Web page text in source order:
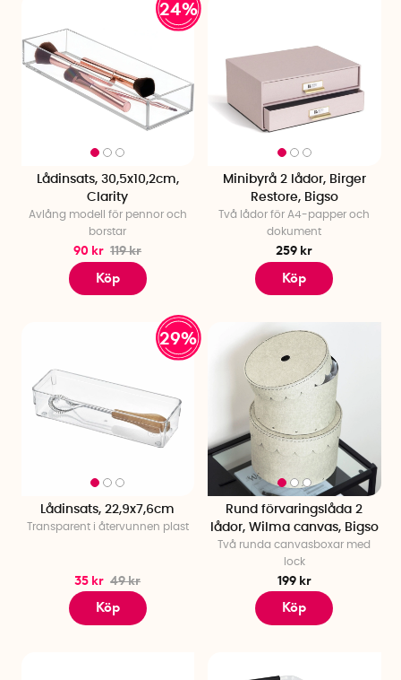
24%
Lådinsats, 30,5x10,2cm,
Clarity
Avlång modell för pennor och
borstar
90 kr 119 kr
Köp
Minibyrå 2 lådor, Birger
Restore, Bigso
Två lådor för A4-papper och
dokument
259 kr
Köp
29%
Lådinsats, 22,9x7,6cm
Transparent i återvunnen plast
35 kr 49 kr
Köp
Rund förvaringslåda 2
lådor, Wilma canvas, Bigso
Två runda canvasboxar med
lock
199 kr
Köp